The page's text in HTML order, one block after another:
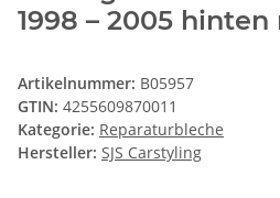
1998 – 2005 hinten
Artikelnummer: B05957
GTIN: 4255609870011
Kategorie: Reparaturbleche
Hersteller: SJS Carstyling